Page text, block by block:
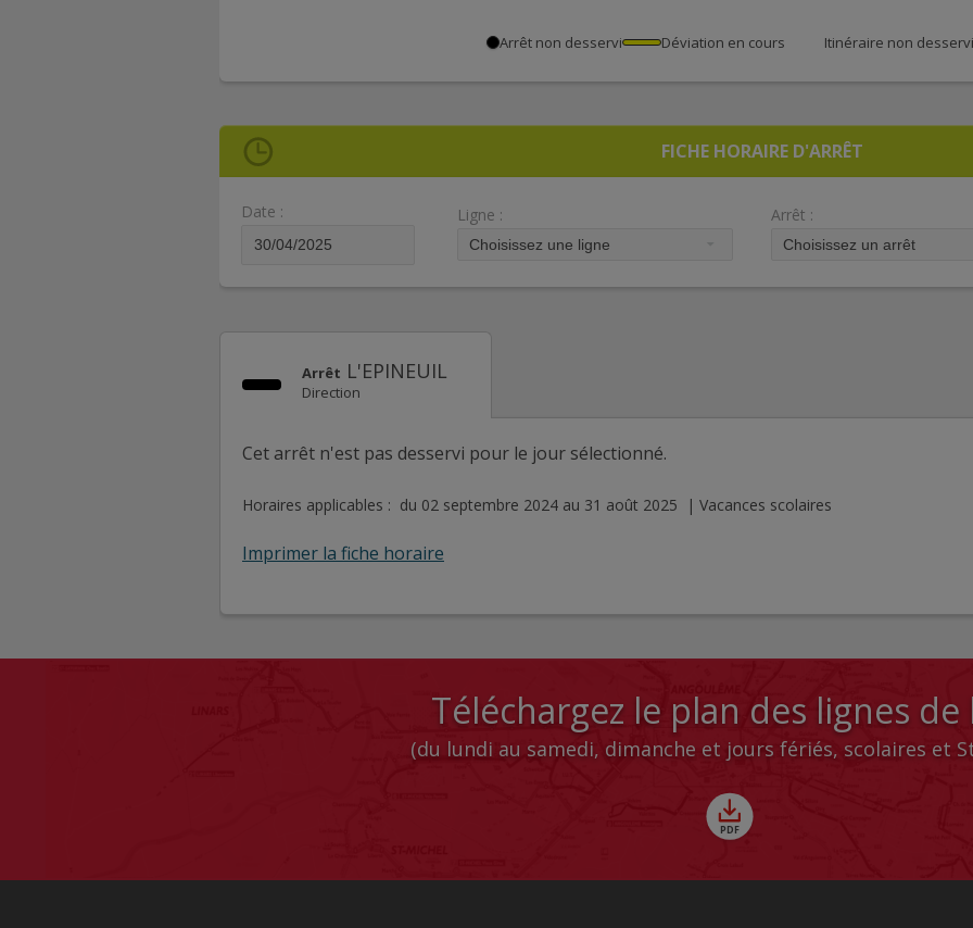
Arrêt non desservi Déviation en cours Itinéraire non desservi
FICHE HORAIRE D'ARRÊT
Date : Ligne : Arrêt :
Arrêt L'EPINEUIL
Direction
Cet arrêt n'est pas desservi pour le jour sélectionné.
Horaires applicables : du 02 septembre 2024 au 31 août 2025 | Vacances scolaires
Imprimer la fiche horaire
Téléchargez le plan des lignes de
(du lundi au samedi, dimanche et jours fériés, scolaires et